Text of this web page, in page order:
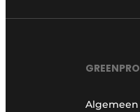
GREENPRO
Algemeen